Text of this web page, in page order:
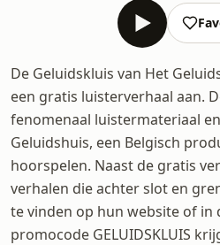
De Geluidskluis van Het
een gratis luisterverhaal aan.
fenomenaal luistermateriaal
Geluidshuis, een Belgisch
hoorspelen. Naast de gratis
verhalen die achter slot en
te vinden op hun website of in
promocode GELUIDSKLUIS